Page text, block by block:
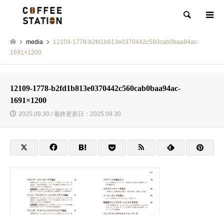
検索
media
12109-1778-b2fd1b813e0370442c560cab0baa94ac-
1691×1200
12109-1778-b2fd1b813e0370442c560cab0baa94ac-
1691×1200
2025.09.30 / 最終更新日：2025.09.30